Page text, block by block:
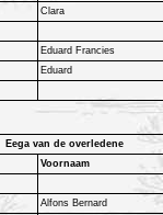
Clara
Eduard Francies
Eduard
Eega van de overledene
Voornaam
Alfons Bernard